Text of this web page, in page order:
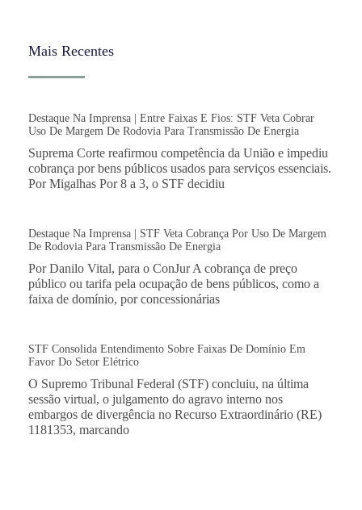
Mais Recentes
Destaque Na Imprensa | Entre Faixas E Fios: STF Veta Cobrar
Uso De Margem De Rodovia Para Transmissão De Energia
Suprema Corte reafirmou competência da União e impediu
cobrança por bens públicos usados para serviços essenciais.
Por Migalhas Por 8 a 3, o STF decidiu
Destaque Na Imprensa | STF Veta Cobrança Por Uso De Margem
De Rodovia Para Transmissão De Energia
Por Danilo Vital, para o ConJur A cobrança de preço
público ou tarifa pela ocupação de bens públicos, como a
faixa de domínio, por concessionárias
STF Consolida Entendimento Sobre Faixas De Domínio Em
Favor Do Setor Elétrico
O Supremo Tribunal Federal (STF) concluiu, na última
sessão virtual, o julgamento do agravo interno nos
embargos de divergência no Recurso Extraordinário (RE)
1181353, marcando